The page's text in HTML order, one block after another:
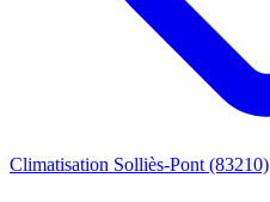
Climatisation Solliès-Pont (83210)